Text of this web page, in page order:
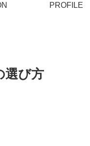
PROFILE
選び方